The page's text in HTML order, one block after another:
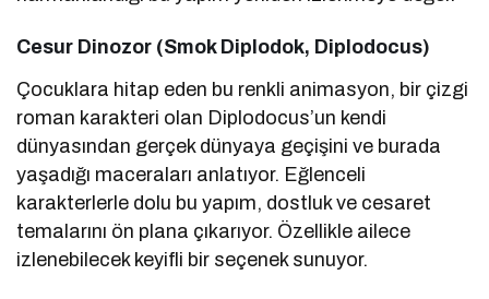
Cesur Dinozor (Smok Diplodok, Diplodocus)
Çocuklara hitap eden bu renkli animasyon, bir çizgi
roman karakteri olan Diplodocus’un kendi
dünyasından gerçek dünyaya geçişini ve burada
yaşadığı maceraları anlatıyor. Eğlenceli
karakterlerle dolu bu yapım, dostluk ve cesaret
temalarını ön plana çıkarıyor. Özellikle ailece
izlenebilecek keyifli bir seçenek sunuyor.